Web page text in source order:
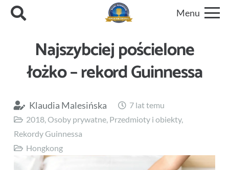
Menu
Najszybciej pościelone
łożko – rekord Guinnessa
Klaudia Malesińska
7 lat temu
2018,Osoby prywatne, Przedmioty i obiekty,
Rekordy Guinnessa
Hongkong